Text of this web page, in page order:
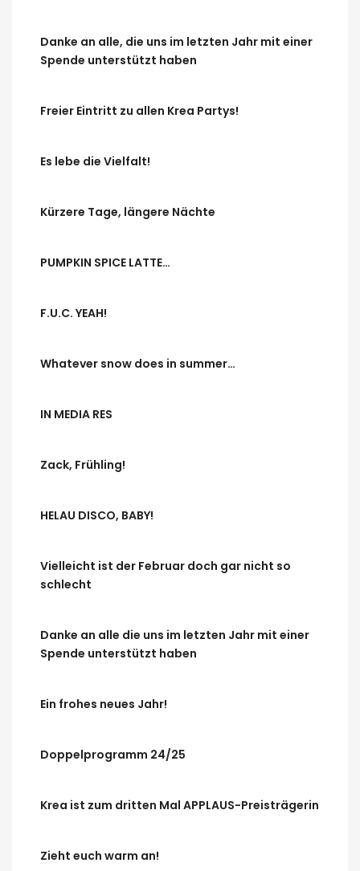
Danke an alle, die uns im letzten Jahr mit einer
Spende unterstützt haben
Freier Eintritt zu allen Krea Partys!
Es lebe die Vielfalt!
Kürzere Tage, längere Nächte
PUMPKIN SPICE LATTE…
F.U.C. YEAH!
Whatever snow does in summer…
IN MEDIA RES
Zack, Frühling!
HELAU DISCO, BABY!
Vielleicht ist der Februar doch gar nicht so
schlecht
Danke an alle die uns im letzten Jahr mit einer
Spende unterstützt haben
Ein frohes neues Jahr!
Doppelprogramm 24/25
Krea ist zum dritten Mal APPLAUS-Preisträgerin
Zieht euch warm an!